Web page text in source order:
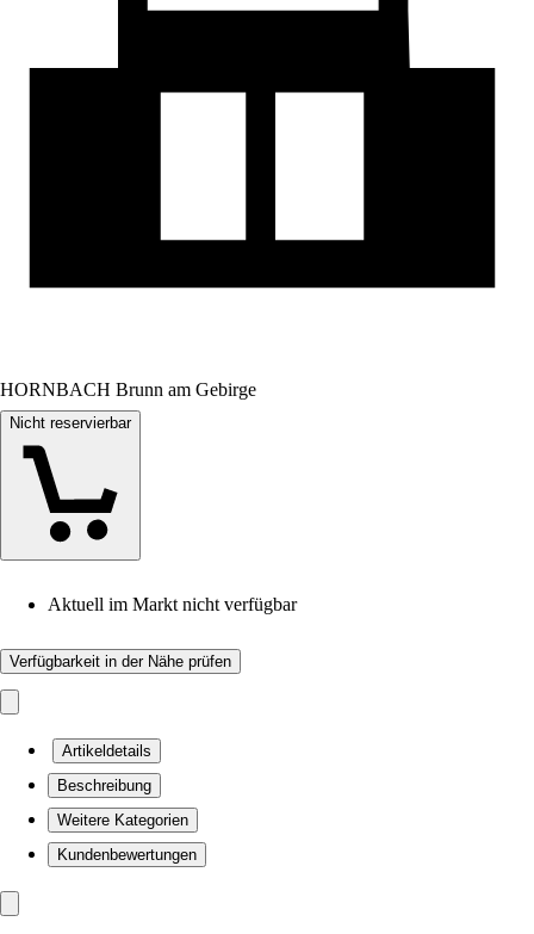
HORNBACH Brunn am Gebirge
Nicht reservierbar
Aktuell im Markt nicht verfügbar
Verfügbarkeit in der Nähe prüfen
Artikeldetails
Beschreibung
Weitere Kategorien
Kundenbewertungen